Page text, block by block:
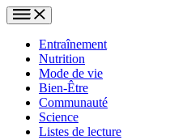
Entraînement
Nutrition
Mode de vie
Bien-Être
Communauté
Science
Listes de lecture